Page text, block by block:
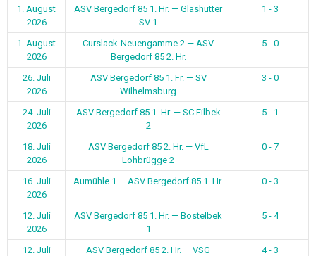
1. August
2026
ASV Bergedorf 85 1. Hr. — Glashütter
SV 1
1 - 3
1. August
2026
Curslack-Neuengamme 2 — ASV
Bergedorf 85 2. Hr.
5 - 0
26. Juli
2026
ASV Bergedorf 85 1. Fr. — SV
Wilhelmsburg
3 - 0
24. Juli
2026
ASV Bergedorf 85 1. Hr. — SC Eilbek
2
5 - 1
18. Juli
2026
ASV Bergedorf 85 2. Hr. — VfL
Lohbrügge 2
0 - 7
16. Juli
2026
Aumühle 1 — ASV Bergedorf 85 1. Hr. 0 - 3
12. Juli
2026
ASV Bergedorf 85 1. Hr. — Bostelbek
1
5 - 4
12. Juli
ASV Bergedorf 85 2. Hr. — VSG
4 - 3